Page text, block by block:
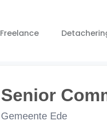
Freelance
Senior
Gemeente Ede